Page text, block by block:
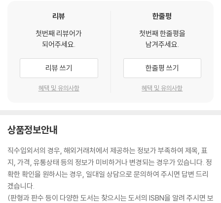
리뷰
첫번째 리뷰어가
되어주세요.
리뷰 쓰기
혜택 및 유의사항
한줄평
첫번째 한줄평을
남겨주세요.
한줄평 쓰기
혜택 및 유의사항
상품정보안내
직수입외서의 경우, 해외거래처에서 제공하는 정보가 부족하여 제목, 표
지, 가격, 유통상태 등의 정보가 미비하거나 변경되는 경우가 있습니다. 정
확한 확인을 원하시는 경우, 일대일 상담으로 문의하여 주시면 답변 드리
겠습니다.
(판형과 판수 등이 다양한 도서는 찾으시는 도서의 ISBN을 알려 주시면 보